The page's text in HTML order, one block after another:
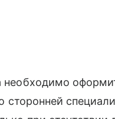
необходимо
сторонней